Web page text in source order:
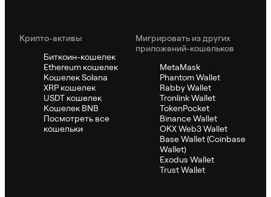
Крипто-активы
Биткоин-кошелек
Ethereum кошелек
Кошелек Solana
XRP кошелек
USDT кошелек
Кошелек BNB
Посмотреть все
кошельки
Мигрировать из других
приложений-кошельков
MetaMask
Phantom Wallet
Rabby Wallet
Tronlink Wallet
TokenPocket
Binance Wallet
OKX Web3 Wallet
Base Wallet (Coinbase
Wallet)
Exodus Wallet
Trust Wallet